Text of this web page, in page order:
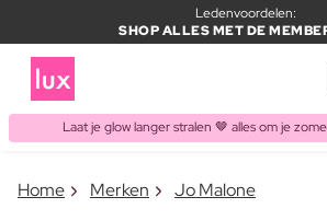
Ledenvoordelen:
SHOP ALLES MET DE
Laat je glow langer stralen 🤎 alles om je
ITEM TOEGEVOEGD AAN
Home Merken Jo Malone